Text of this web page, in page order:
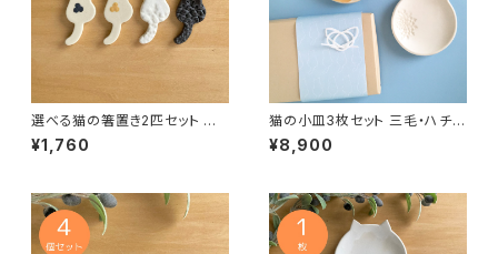
選べる猫の箸置き2匹セット 三
毛猫・ハチワレ・白猫・黒ネコ
¥1,760
猫の小皿3枚セット 三毛・ハチワ
レ・白猫各1枚ずつ♪ ギフトにも
◎ 手づくり陶器
¥8,900